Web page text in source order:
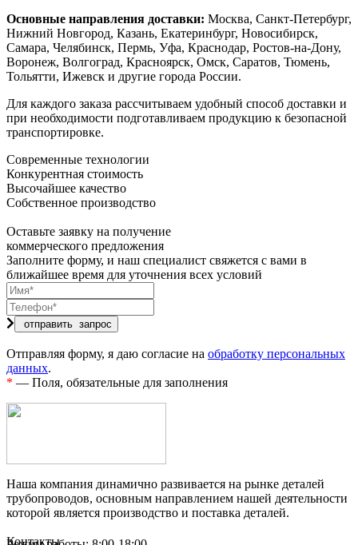
Основные направления доставки: Москва, Санкт-Петербург,
Нижний Новгород, Казань, Екатеринбург, Новосибирск,
Самара, Челябинск, Пермь, Уфа, Краснодар, Ростов-на-Дону,
Воронеж, Волгоград, Красноярск, Омск, Саратов, Тюмень,
Тольятти, Ижевск и другие города России.
Для каждого заказа рассчитываем удобный способ доставки и
при необходимости подготавливаем продукцию к безопасной
транспортировке.
Современные технологии
Конкурентная стоимость
Высочайшее качество
Собственное производство
Оставьте заявку на получение
коммерческого предложения
Заполните форму, и наш специалист свяжется с вами в
ближайшее время для уточнения всех условий
Отправляя форму, я даю согласие на обработку персональных
данных.
* — Поля, обязательные для заполнения
Наша компания динамично развивается на рынке деталей
трубопроводов, основным направлением нашей деятельности
которой является производство и поставка деталей.
Контакты